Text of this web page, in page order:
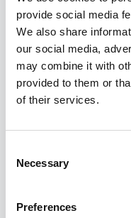
provide social media
We also share
our social media,
may combine it with
provided to them or
of their services.
Selection
Necessary
Preferences
informatique de
qui pourraient en
4 – L’APB tient son
la base de ses
conséquence, en
apprécie les reports
5 – Les systèmes
fourniture de ces